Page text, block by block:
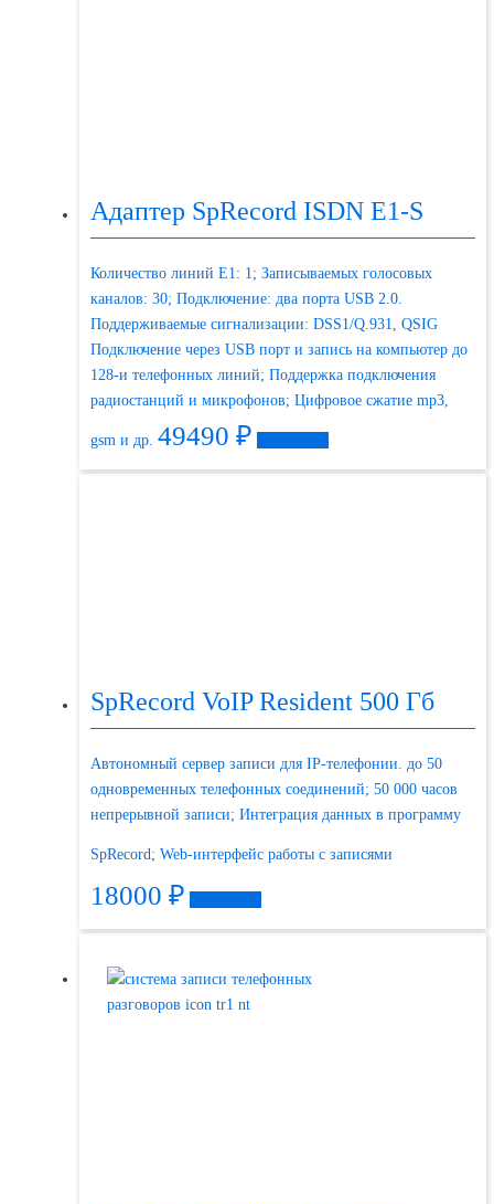
Адаптер SpRecord ISDN E1-S
Количество линий E1: 1; Записываемых голосовых
каналов: 30; Подключение: два порта USB 2.0.
Поддерживаемые сигнализации: DSS1/Q.931, QSIG
Подключение через USB порт и запись на компьютер до
128-и телефонных линий; Поддержка подключения
радиостанций и микрофонов; Цифровое сжатие mp3,
gsm и др. 49490 ₽
SpRecord VoIP Resident 500 Гб
Автономный сервер записи для IP-телефонии. до 50
одновременных телефонных соединений; 50 000 часов
непрерывной записи; Интеграция данных в программу
SpRecord; Web-интерфейс работы с записями
18000 ₽